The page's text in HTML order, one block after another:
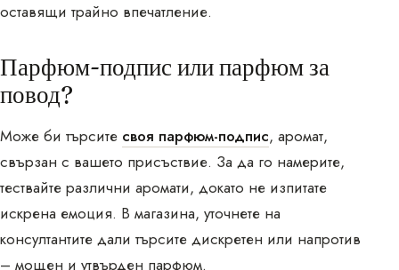
оставящи трайно впечатление.
Парфюм-подпис или парфюм за
повод?
Може би търсите своя парфюм-подпис, аромат,
свързан с вашето присъствие. За да го намерите,
тествайте различни аромати, докато не изпитате
искрена емоция. В магазина, уточнете на
консултантите дали търсите дискретен или напротив
– мощен и утвърден парфюм.